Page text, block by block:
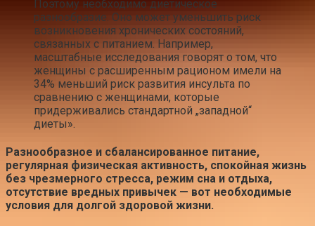
Поэтому необходимо диетическое
разнообразие. Оно может уменьшить риск
возникновения хронических состояний,
связанных с питанием. Например,
масштабные исследования говорят о том, что
женщины с расширенным рационом имели на
34% меньший риск развития инсульта по
сравнению с женщинами, которые
придерживались стандартной „западной“
диеты».
Разнообразное и сбалансированное питание,
регулярная физическая активность, спокойная жизнь
без чрезмерного стресса, режим сна и отдыха,
отсутствие вредных привычек — вот необходимые
условия для долгой здоровой жизни.